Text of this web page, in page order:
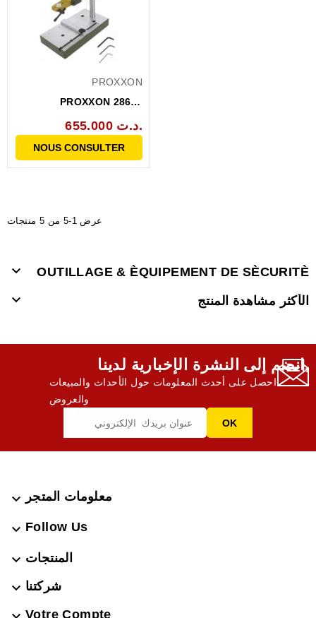
PROXXON
PROXXON 28600
PERCEUSE655.000 د.ت.
NOUS CONSULTER
عرض 1-5 من 5 منتجات
OUTILLAGE & ÈQUIPEMENT DE SÈCURITÈ

الأكثر مشاهدة المنتج 
انضم إلى النشرة الإخبارية لدينا,
احصل على أحدث المعلومات حول الأحداث والمبيعات
والعروض
معلومات المتجر 
Follow Us

المنتجات 
شركتنا 
Votre Compte